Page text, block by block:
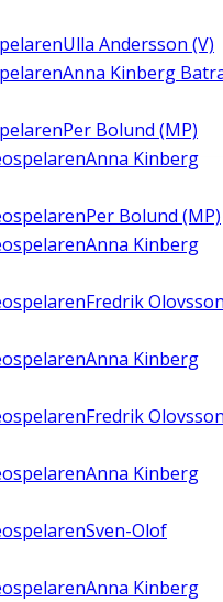
Ulla Andersson (V)
Anna Kinberg
Per Bolund (MP)
Anna Kinberg
Per Bolund (MP)
Anna Kinberg
Fredrik
Anna Kinberg
Fredrik
Anna Kinberg
Sven-Olof
Anna Kinberg